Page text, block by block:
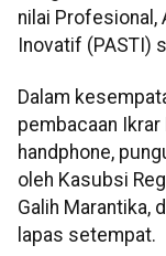
nilai Profesional,
Inovatif (PASTI)
Dalam
pembacaan
handphone,
oleh Kasubsi
Galih Marantika,
lapas setempat.